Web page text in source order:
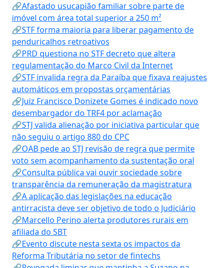
🔗Afastado usucapião familiar sobre parte de
imóvel com área total superior a 250 m²
🔗STF forma maioria para liberar pagamento de
penduricalhos retroativos
🔗PRD questiona no STF decreto que altera
regulamentação do Marco Civil da Internet
🔗STF invalida regra da Paraíba que fixava reajustes
automáticos em propostas orçamentárias
🔗Juiz Francisco Donizete Gomes é indicado novo
desembargador do TRF4 por aclamação
🔗STJ valida alienação por iniciativa particular que
não seguiu o artigo 880 do CPC
🔗OAB pede ao STJ revisão de regra que permite
voto sem acompanhamento da sustentação oral
🔗Consulta pública vai ouvir sociedade sobre
transparência da remuneração da magistratura
🔗A aplicação das legislações na educação
antirracista deve ser objetivo de todo o Judiciário
🔗Marcello Perino alerta produtores rurais em
afiliada do SBT
🔗Evento discute nesta sexta os impactos da
Reforma Tributária no setor de fintechs